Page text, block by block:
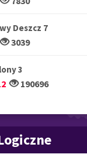
Deszcz 7
3039
3
190696